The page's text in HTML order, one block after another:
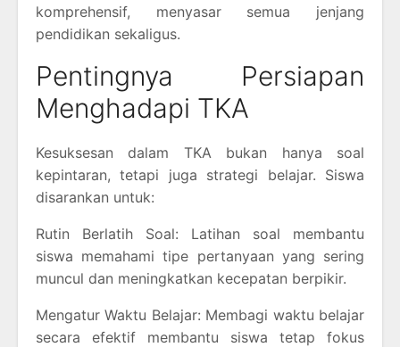
komprehensif, menyasar semua jenjang
pendidikan sekaligus.
Pentingnya Persiapan
Menghadapi TKA
Kesuksesan dalam TKA bukan hanya soal
kepintaran, tetapi juga strategi belajar. Siswa
disarankan untuk:
Rutin Berlatih Soal: Latihan soal membantu
siswa memahami tipe pertanyaan yang sering
muncul dan meningkatkan kecepatan berpikir.
Mengatur Waktu Belajar: Membagi waktu belajar
secara efektif membantu siswa tetap fokus